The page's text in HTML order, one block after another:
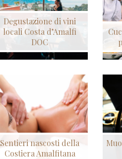
Degustazione di vini
locali Costa d’Amalfi
DOC
Sentieri nascosti della
Costiera Amalfitana